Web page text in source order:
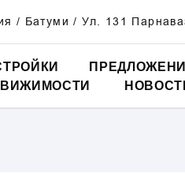
/ Батуми / Ул. 131